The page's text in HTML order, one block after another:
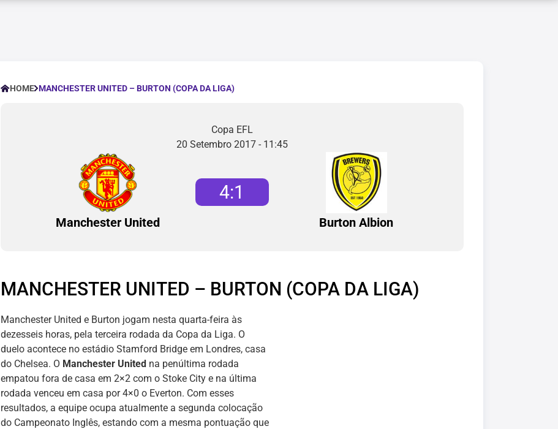
HOME MANCHESTER UNITED – BURTON (COPA DA LIGA)
Copa EFL
20 Setembro 2017 - 11:45
Manchester United
4:1
Burton Albion
MANCHESTER UNITED – BURTON (COPA DA LIGA)
Manchester United e Burton jogam nesta quarta-feira às
dezesseis horas, pela terceira rodada da Copa da Liga. O
duelo acontece no estádio Stamford Bridge em Londres, casa
do Chelsea. O Manchester Unitedna penúltima rodada
empatou fora de casa em 2×2 com o Stoke City e na última
rodada venceu em casa por 4×0 o Everton. Com esses
resultados, a equipe ocupa atualmente a segunda colocação
do Campeonato Inglês, estando com a mesma pontuação que